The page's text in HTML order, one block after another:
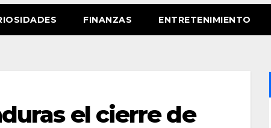
FINANZAS ENTRETENIMIENTO
el cierre de